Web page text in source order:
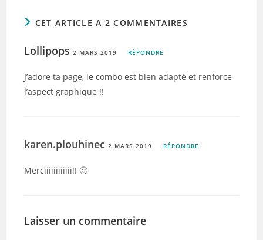
CET ARTICLE A 2 COMMENTAIRES
Lollipops 2 MARS 2019 RÉPONDRE
J’adore ta page, le combo est bien adapté et renforce
l’aspect graphique !!
karen.plouhinec2 MARS 2019 RÉPONDRE
Merciiiiiiiiiiii!! 🙂
Laisser un commentaire